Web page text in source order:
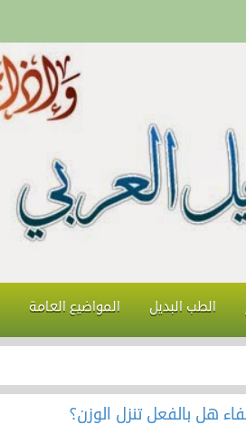
الطب البديل المواضيع العامة
هل بالفعل تنزل الوزن؟